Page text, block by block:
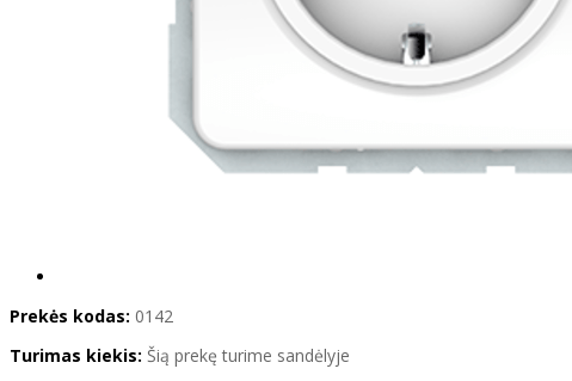
Prekės kodas: 0142
Turimas kiekis: Šią prekę turime sandėlyje